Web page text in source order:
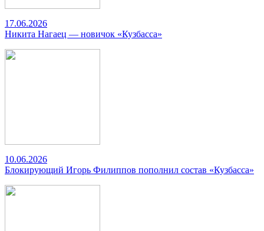
17.06.2026
Никита Нагаец — новичок «Кузбасса»
10.06.2026
Блокирующий Игорь Филиппов пополнил состав «Кузбасса»